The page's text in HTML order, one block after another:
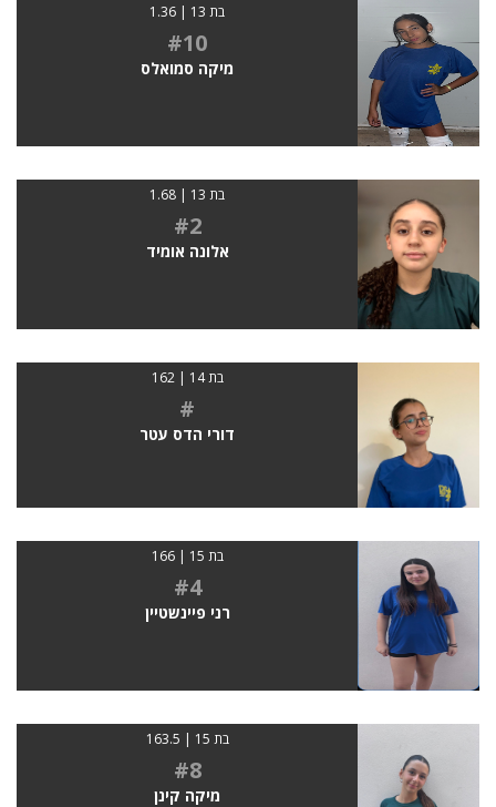
בת 13 | 1.36
#10
מיקה סמואלס
בת 13 | 1.68
#2
אלונה אומיד
בת 14 | 162
#
דורי הדס עטר
בת 15 | 166
#4
רני פיינשטיין
בת 15 | 163.5
#8
מיקה קינן